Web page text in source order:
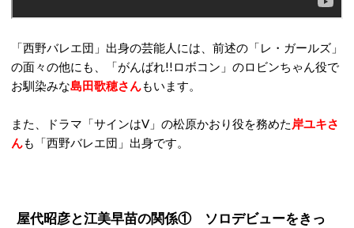
「西野バレエ団」出身の芸能人には、前述の「レ・ガールズ」
の面々の他にも、「がんばれ!!ロボコン」のロビンちゃん役で
お馴染みな島田歌穂さんもいます。
また、ドラマ「サインはV」の松原かおり役を務めた 岸ユキさ
んも「西野バレエ団」出身です。
屋代昭彦と江美早苗の関係① ソロデビューをきっ